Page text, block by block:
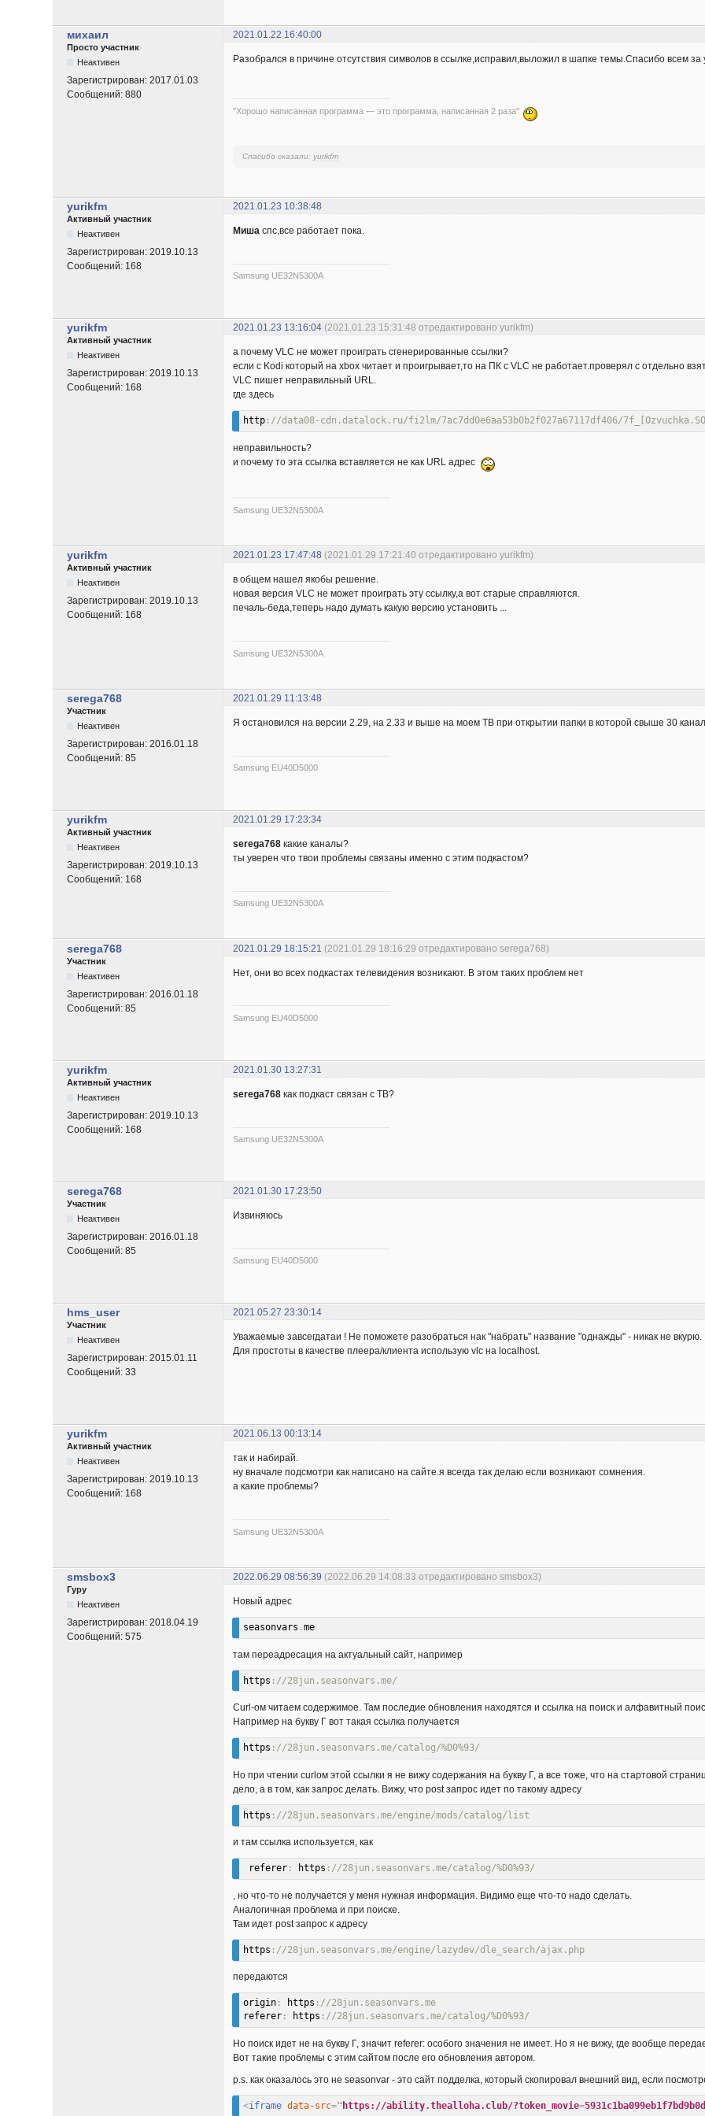
михаил 2021.01.22 16:40:00
Просто участник
Неактивен
Зарегистрирован:2017.01.03
Сообщений:880
Разобрался в причине отсутствия символов в ссылке,исправил,выложил в шапке темы.Спасибо всем за
"Хорошо написанная программа — это программа, написанная 2 раза"
Спасибо сказали:yurikfm
yurikfm 2021.01.23 10:38:48
Активный участник
Неактивен
Зарегистрирован:2019.10.13
Сообщений: 168
Миша спс,все работает пока.
Samsung UE32N5300A
yurikfm 2021.01.23 13:16:04 (2021.01.23 15:31:48 отредактировано yurikfm)
Активный участник
Неактивен
Зарегистрирован:2019.10.13
Сообщений: 168
а почему VLC не может проиграть сгенерированные ссылки?
если с Kodi который на xbox читает и проигрывает,то на ПК с VLC не работает.проверял с отдельно
VLC пишет неправильный URL.
где здесь
http://data08-cdn.datalock.ru/fi2lm/7ac7dd0e6aa53b0b2f027a67117df406/
неправильность?
и почему то эта ссылка вставляется не как URL адрес
Samsung UE32N5300A
yurikfm 2021.01.23 17:47:48 (2021.01.29 17:21:40 отредактировано yurikfm)
Активный участник
Неактивен
Зарегистрирован:2019.10.13
Сообщений: 168
в общем нашел якобы решение.
новая версия VLC не может проиграть эту ссылку,а вот старые справляются.
печаль-беда,теперь надо думать какую версию установить ...
Samsung UE32N5300A
serega768 2021.01.29 11:13:48
Участник
Неактивен
Зарегистрирован:2016.01.18
Сообщений:85
Я остановился на версии 2.29, на 2.33 и выше на моем ТВ при открытии папки в которой свыше 30
Samsung EU40D5000
yurikfm 2021.01.29 17:23:34
Активный участник
Неактивен
Зарегистрирован:2019.10.13
Сообщений: 168
serega768 какие каналы?
ты уверен что твои проблемы связаны именно с этим подкастом?
Samsung UE32N5300A
serega768 2021.01.29 18:15:21 (2021.01.29 18:16:29 отредактировано serega768)
Участник
Неактивен
Зарегистрирован:2016.01.18
Сообщений:85
Нет, они во всех подкастах телевидения возникают. В этом таких проблем нет
Samsung EU40D5000
yurikfm 2021.01.30 13:27:31
Активный участник
Неактивен
Зарегистрирован:2019.10.13
Сообщений: 168
serega768 как подкаст связан с ТВ?
Samsung UE32N5300A
serega768 2021.01.30 17:23:50
Участник
Неактивен
Зарегистрирован:2016.01.18
Сообщений:85
Извиняюсь
Samsung EU40D5000
hms_user 2021.05.27 23:30:14
Участник
Неактивен
Зарегистрирован:2015.01.11
Сообщений:33
Уважаемые завсегдатаи ! Не поможете разобраться нак "набрать" название "однажды" - никак не вкурю.
Для простоты в качестве плеера/клиента использую vlc на localhost.
yurikfm 2021.06.13 00:13:14
Активный участник
Неактивен
Зарегистрирован:2019.10.13
Сообщений: 168
так и набирай.
ну вначале подсмотри как написано на сайте.я всегда так делаю если возникают сомнения.
а какие проблемы?
Samsung UE32N5300A
smsbox3 2022.06.29 08:56:39 (2022.06.29 14:08:33 отредактировано smsbox3)
Гуру
Неактивен
Зарегистрирован:2018.04.19
Сообщений:575
Новый адрес
seasonvars .me
там переадресация на актуальный сайт, например
https ://28jun.seasonvars.me/
Curl-ом читаем содержимое. Там последие обновления находятся и ссылка на поиск и алфавитный
Например на букву Г вот такая ссылка получается
https ://28jun.seasonvars.me/catalog/%D0%93/
Но при чтении curlом этой ссылки я не вижу содержания на букву Г, а все тоже, что на стартовой
дело, а в том, как запрос делать. Вижу, что post запрос идет по такому адресу
https ://28jun.seasonvars.me/engine/mods/catalog/list
и там ссылка используется, как
referer: https ://28jun.seasonvars.me/catalog/%D0%93/
, но что-то не получается у меня нужная информация. Видимо еще что-то надо сделать.
Аналогичная проблема и при поиске.
Там идет post запрос к адресу
https ://28jun.seasonvars.me/engine/lazydev/dle_search/ajax.php
передаются
origin: https ://28jun.seasonvars.me
referer: https ://28jun.seasonvars.me/catalog/%D0%93/
Но поиск идет не на букву Г, значит referer: особого значения не имеет. Но я не вижу, где вообще
Вот такие проблемы с этим сайтом после его обновления автором.
p.s. как оказалось это не seasonvar - это сайт подделка, который скопировал внешний вид, если
<iframe data-src=" https://ability.thealloha.club/?token_movie=